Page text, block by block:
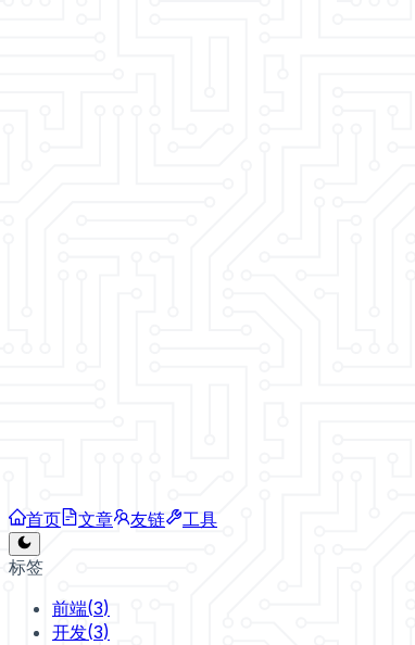
首页 文章 友链 工具
标签
前端(3)
开发(3)